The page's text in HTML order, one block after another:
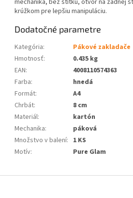
krúžkom pre lepšiu manipuláciu.
Dodatočné parametre
Kategória:
Pákové zakladače
Hmotnosť:
0.435 kg
EAN:
4008110574363
Farba:
hnedá
Formát:
A4
Chrbát:
8 cm
Materiál:
kartón
Mechanika:
páková
Množstvo v balení: 1 KS
Motív: Pure Glam